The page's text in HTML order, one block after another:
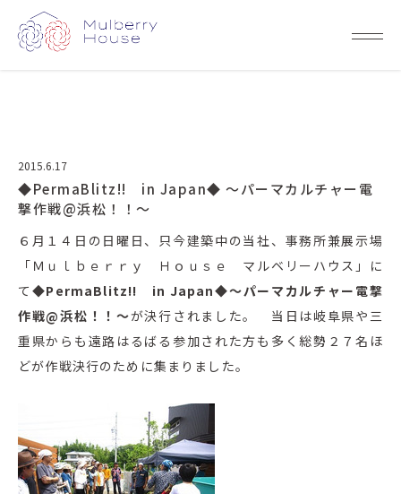
2015.6.17
◆PermaBlitz!! in Japan◆ ～パーマカルチャー電
撃作戦@浜松！！～
６月１４日の日曜日、只今建築中の当社、事務所兼展示場
「Ｍｕｌｂｅｒｒｙ Ｈｏｕｓｅ マルベリーハウス」に
て ◆PermaBlitz!! in Japan◆～パーマカルチャー電撃
作戦@浜松！！～が決行されました。 当日は岐阜県や三
重県からも遠路はるばる参加された方も多く総勢２７名ほ
どが作戦決行のために集まりました。